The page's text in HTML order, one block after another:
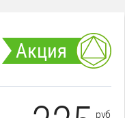
Акция
руб